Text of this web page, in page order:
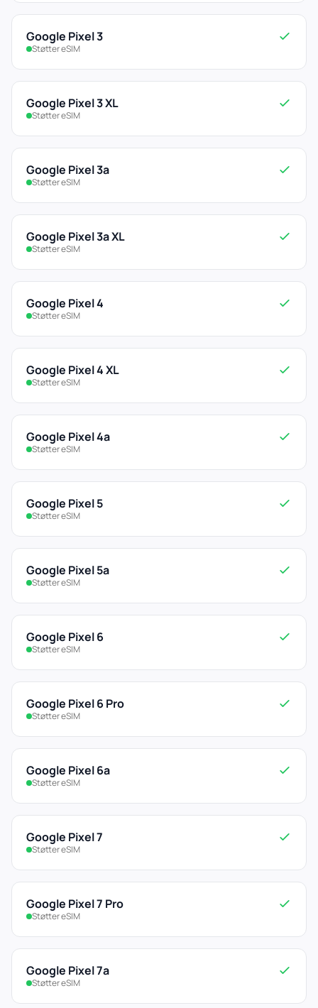
Google Pixel 3
Støtter eSIM
Google Pixel 3 XL
Støtter eSIM
Google Pixel 3a
Støtter eSIM
Google Pixel 3a XL
Støtter eSIM
Google Pixel 4
Støtter eSIM
Google Pixel 4 XL
Støtter eSIM
Google Pixel 4a
Støtter eSIM
Google Pixel 5
Støtter eSIM
Google Pixel 5a
Støtter eSIM
Google Pixel 6
Støtter eSIM
Google Pixel 6 Pro
Støtter eSIM
Google Pixel 6a
Støtter eSIM
Google Pixel 7
Støtter eSIM
Google Pixel 7 Pro
Støtter eSIM
Google Pixel 7a
Støtter eSIM